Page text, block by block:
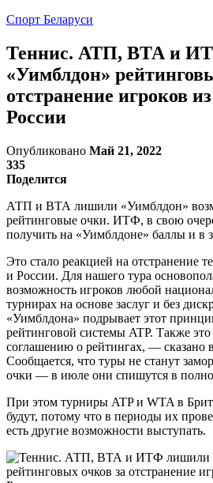
Спорт Беларуси
Теннис. АТП, ВТА и
«Уимблдон»
отстранение игроков
России
Опубликовано Май 21, 2022
335
Поделится
АТП и ВТА лишили «Уимблдон»
рейтинговые очки. ИТФ, в свою
получить на «Уимблдоне» баллы и в
Это стало реакцией на отстранение
и России. Для нашего тура
возможность игроков любой
турнирах на основе заслуг и без
«Уимблдона» подрывает этот
рейтинговой системы ATP. Также
соглашению о рейтингах, — сказано
Сообщается, что туры не станут
очки — в июле они спишутся в
При этом турниры ATP и WTA в
будут, потому что в периоды их
есть другие возможности выступать.